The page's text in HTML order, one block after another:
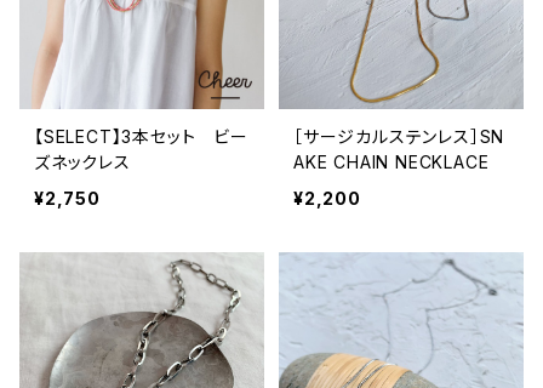
【SELECT】3本セット ビー
ズネックレス
¥2,750
［サージカルステンレス］SN
AKE CHAIN NECKLACE
¥2,200